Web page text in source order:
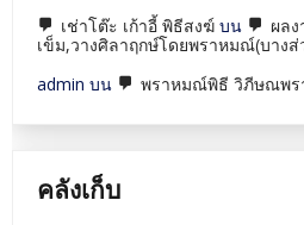
เช่าโต๊ะ เก้าอี้ พิธีสงฆ์ บน
ผลง
เข็ม,วางศิลาฤกษ์โดยพราหมณ์(บาง
admin บน พราหมณ์พิธี วิภีษณพ
คลังเก็บ